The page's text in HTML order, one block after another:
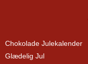
Chokolade Julekalender
Glædelig Jul